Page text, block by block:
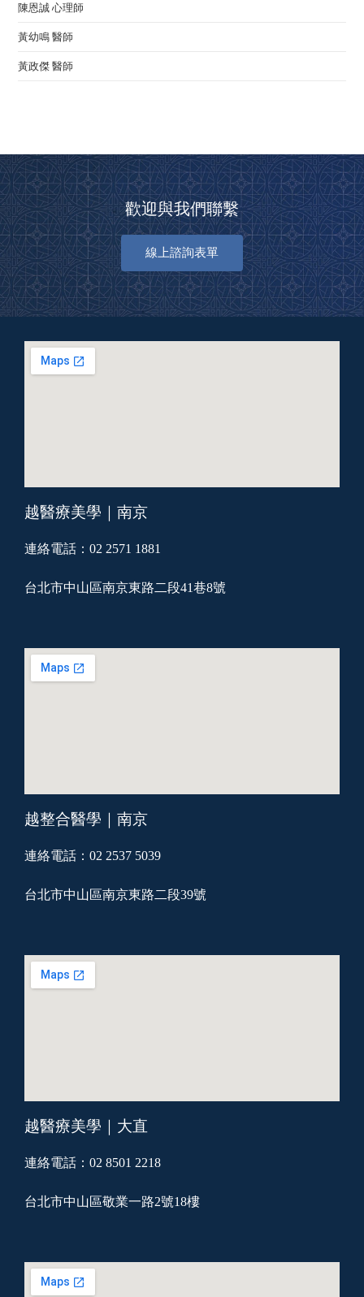
陳恩誠 心理師
黃幼鳴 醫師
黃政傑 醫師
歡迎與我們聯繫
線上諮詢表單
越醫療美學｜南京
連絡電話：02 2571 1881
台北市中山區南京東路二段41巷8號
越整合醫學｜南京
連絡電話：02 2537 5039
台北市中山區南京東路二段39號
越醫療美學｜大直
連絡電話：02 8501 2218
台北市中山區敬業一路2號18樓